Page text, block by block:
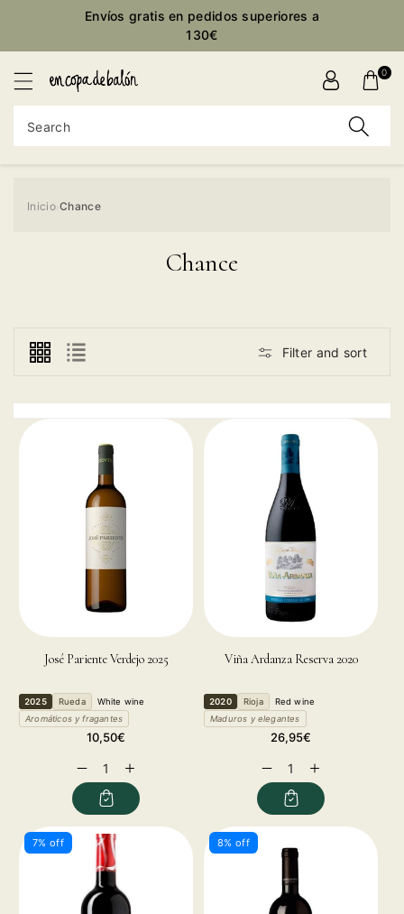
Envíos gratis en pedidos superiores a
130€
Search
0
Inicio›Chance
Chance
Filter and sort
José Pariente Verdejo 2025
2025 Rueda
White wine
Aromáticos y fragantes
Regular
10,50€
Decrease
quantity
Increase
quantity
for
Viña Ardanza Reserva 2020
2020 Rioja
Red wine
Maduros y elegantes
Regular
26,95€
Decrease
quantity
Increase
quantity
for
7% off 8% off